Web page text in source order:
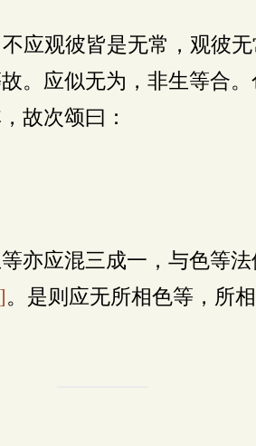
应观彼皆是无常，观彼
。应似无为，非生等合
故次颂曰：
亦应混三成一，与色等
。是则应无所相色等，所